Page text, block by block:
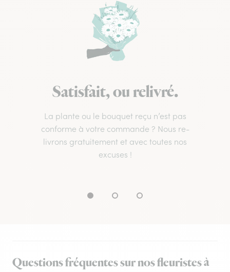
Satisfait, ou relivré.
La plante ou le bouquet reçu n’est pas
conforme à votre commande ? Nous re-
livrons gratuitement et avec toutes nos
excuses !
Questions fréquentes sur nos fleuristes à